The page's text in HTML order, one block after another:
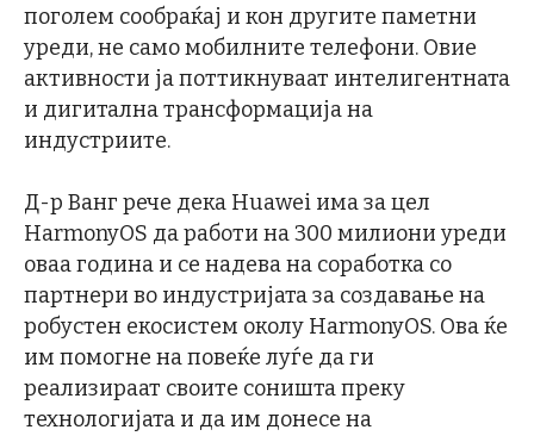
поголем сообраќај и кон другите паметни
уреди, не само мобилните телефони. Овие
активности ја поттикнуваат интелигентната
и дигитална трансформација на
индустриите.
Д-р Ванг рече дека Huawei има за цел
HarmonyOS да работи на 300 милиони уреди
оваа година и се надева на соработка со
партнери во индустријата за создавање на
робустен екосистем околу HarmonyOS. Ова ќе
им помогне на повеќе луѓе да ги
реализираат своите соништа преку
технологијата и да им донесе на